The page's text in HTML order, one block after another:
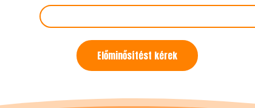
Kapcsolatfelvétel
Előminősítést kérek